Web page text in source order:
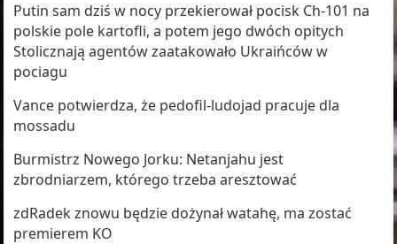
Putin sam dziś w nocy przekierował pocisk Ch-101 na
polskie pole kartofli, a potem jego dwóch opitych
Stolicznają agentów zaatakowało Ukraińców w
pociagu
Vance potwierdza, że pedofil-ludojad pracuje dla
mossadu
Burmistrz Nowego Jorku: Netanjahu jest
zbrodniarzem, którego trzeba aresztować
zdRadek znowu będzie dożynał watahę, ma zostać
premierem KO